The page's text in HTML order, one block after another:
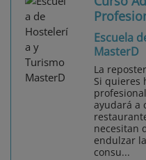
Escuela
MasterD
La
Si quieres
ayudará a
necesitan
endulzar
consu...